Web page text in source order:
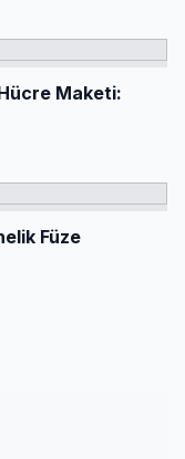
Maketi:
Füze